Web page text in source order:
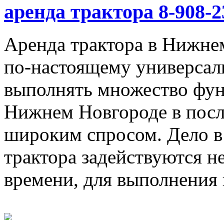
аренда трактора 8-908-
Аренда трактора в
по-настоящему
выполнять множество
Нижнем Новгороде в
широким спросом. Дело
трактора задействуются
времени, для выполнения